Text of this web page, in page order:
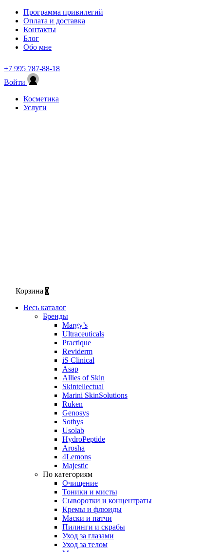
Программа привилегий
Оплата и доставка
Контакты
Блог
Обо мне
+7 995 787-88-18
Войти
Косметика
Услуги
Корзина 0
Весь каталог
Бренды
Margy’s
Ultraceuticals
Practique
Reviderm
iS Clinical
Asap
Allies of Skin
Skintellectual
Marini SkinSolutions
Ruken
Genosys
Sothys
Usolab
HydroPeptide
Arosha
4Lemons
Majestic
По категориям
Очищение
Тоники и мисты
Сыворотки и концентраты
Кремы и флюиды
Маски и патчи
Пилинги и скрабы
Уход за глазами
Уход за телом